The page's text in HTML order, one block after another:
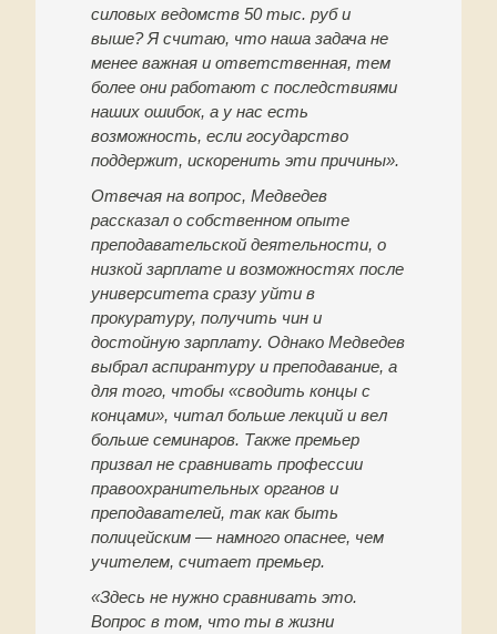
силовых ведомств 50 тыс. руб и
выше? Я считаю, что наша задача не
менее важная и ответственная, тем
более они работают с последствиями
наших ошибок, а у нас есть
возможность, если государство
поддержит, искоренить эти причины».
Отвечая на вопрос, Медведев
рассказал о собственном опыте
преподавательской деятельности, о
низкой зарплате и возможностях после
университета сразу уйти в
прокуратуру, получить чин и
достойную зарплату. Однако Медведев
выбрал аспирантуру и преподавание, а
для того, чтобы «сводить концы с
концами», читал больше лекций и вел
больше семинаров. Также премьер
призвал не сравнивать профессии
правоохранительных органов и
преподавателей, так как быть
полицейским — намного опаснее, чем
учителем, считает премьер.
«Здесь не нужно сравнивать это.
Вопрос в том, что ты в жизни